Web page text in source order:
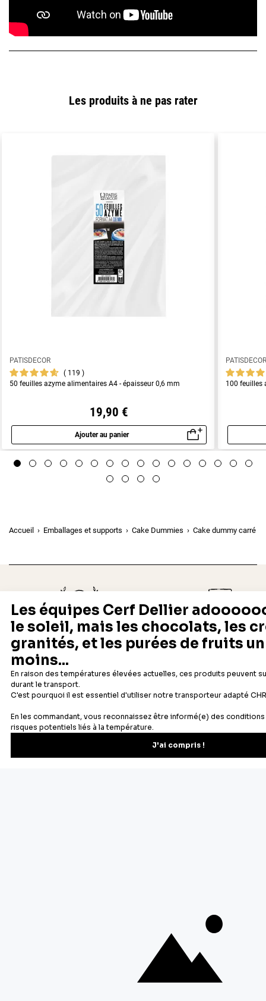
Les produits à ne pas rater
PATISDECOR
119
50 feuilles azyme alimentaires A4 - épaisseur 0,6 mm
19,90 €
Ajouter au panier
Aperçu rapide
100 feuilles
Accueil Emballages et supports Cake Dummies Cake dummy carré à
Depuis 1932
Fabricant français reconnu
Livraison rapide 24/48h
Offerte dès 69 € en point
Newsletter
Recevez les recettes, astuces et offres spéciales.
Contactez notre service client